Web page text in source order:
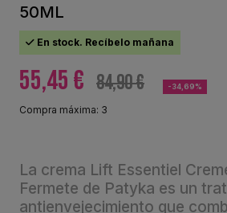
50ML
En stock. Recíbelo mañana
55,45 € 84,90 € -34,69%
Compra máxima: 3
La crema Lift Essentiel
Fermete de Patyka es un
antienvejecimiento que